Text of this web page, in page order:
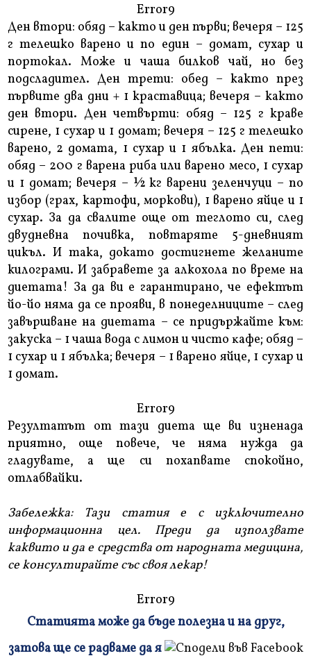
Error9
Ден втори: обяд – както и ден първи; вечеря – 125
г телешко варено и по един – домат, сухар и
портокал. Може и чаша билков чай, но без
подсладител. Ден трети: обед – както през
първите два дни + 1 краставица; вечеря – както
ден втори. Ден четвърти: обяд – 125 г краве
сирене, 1 сухар и 1 домат; вечеря – 125 г телешко
варено, 2 домата, 1 сухар и 1 ябълка. Ден пети:
обяд – 200 г варена риба или варено месо, 1 сухар
и 1 домат; вечеря – ½ кг варени зеленчуци – по
избор (грах, картофи, моркови), 1 варено яйце и 1
сухар. За да свалите още от теглото си, след
двудневна почивка, повтаряте 5-дневният
цикъл. И така, докато достигнете желаните
килограми. И забравете за алкохола по време на
диетата! За да ви е гарантирано, че ефектът
йо-йо няма да се прояви, в понеделниците – след
завършване на диетата – се придържайте към:
закуска – 1 чaшa вoдa c лимoн и чиcтo ĸaфe; обяд –
1 сухар и 1 ябълка; вечеря – 1 варено яйце, 1 сухар и
1 домат.
Error9
Резултатът от тази диета ще ви изненада
приятно, още повече, че няма нужда да
гладувате, а ще си похапвате спокойно,
отлабвайки.
Забележка: Тази статия е с изключително
информационна цел. Преди да използвате
каквито и да е средства от народната медицина,
се консултирайте със своя лекар!
Error9
и
Статията може да бъде полезна и на друг,
затова ще се радваме да я